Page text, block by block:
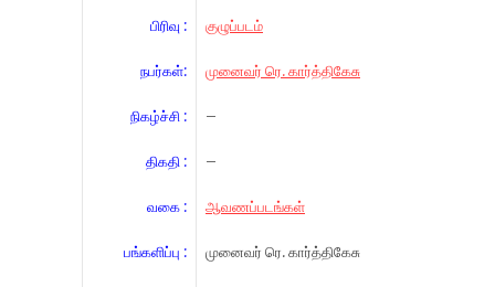
பிரிவு :
நபர்கள்:
நிகழ்ச்சி :
திகதி :
வகை :
பங்களிப்பு :
குழுப்படம்
முனைவர் ரெ. கார்த்திகேசு
–
–
ஆவணப்படங்கள்
முனைவர் ரெ. கார்த்திகேசு